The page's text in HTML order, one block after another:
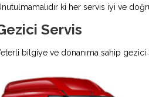
ki her servis iyi ve
Servis
bilgiye ve donanıma sahip gezici